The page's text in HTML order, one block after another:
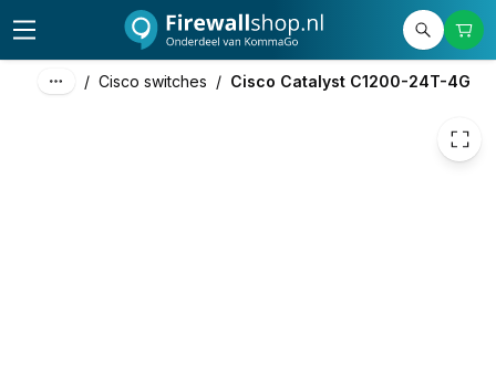
/ Cisco switches / Cisco Catalyst C1200-24T-4G
271,90 excl. btw
329,00 incl. btw